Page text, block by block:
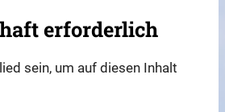
erforderlich
sein, um auf diesen Inhalt